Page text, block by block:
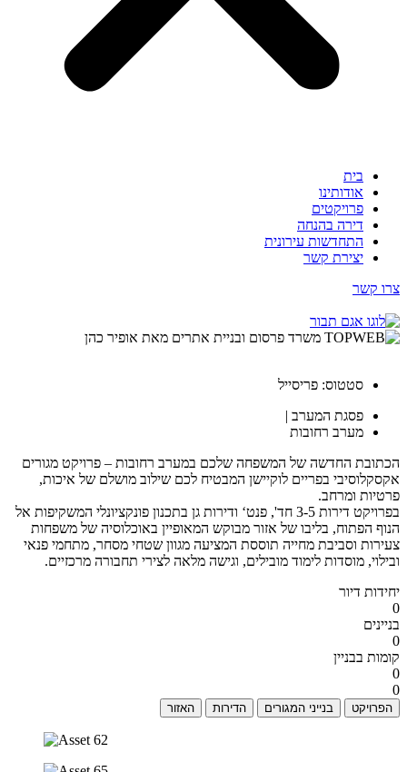
בית
אודותינו
פרויקטים
דירה בהנחה
התחדשות עירונית
יצירת קשר
צרו קשר
סטטוס: פריסייל
פסגת המערב |
מערב רחובות
הכתובת החדשה של המשפחה שלכם במערב רחובות – פרויקט מגורים
אקסקלוסיבי בפריים לוקיישן המבטיח לכם שילוב מושלם של איכות,
פרטיות ומרחב.
בפרויקט דירות 3-5 חד', פנט‘ ודירות גן בתכנון פונקציונלי המשקיפות אל
הנוף הפתוח, בליבו של אזור מבוקש המאופיין באוכלוסיה של משפחות
צעירות וסביבת מחייה תוססת המציעה מגוון שטחי מסחר, מתחמי פנאי
ובילוי, מוסדות לימוד מובילים, וגישה מלאה לצירי תחבורה מרכזיים.
יחידות דיור
0
בניינים
0
קומות בבניין
0
0
הפרויקט בנייני המגורים הדירות האזור